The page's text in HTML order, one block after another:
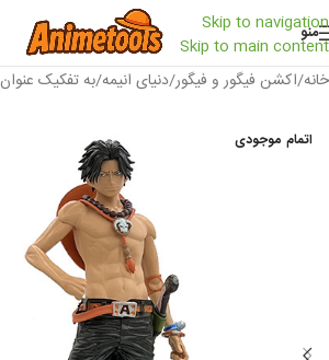
Skip to navigation
Skip to main content
منو
خانه/اکشن فیگور و فیگور/دنیای انیمه/به تفکیک عنوان
اتمام موجودی